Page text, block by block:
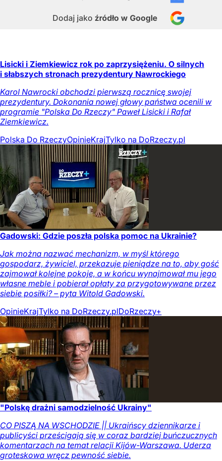
Dodaj jako źródło w Google
Lisicki i Ziemkiewicz rok po zaprzysiężeniu. O silnych
i słabszych stronach prezydentury Nawrockiego
Karol Nawrocki obchodzi pierwszą rocznicę swojej
prezydentury. Dokonania nowej głowy państwa ocenili w
programie "Polska Do Rzeczy" Paweł Lisicki i Rafał
Ziemkiewicz.
Polska Do RzeczyOpinieKrajTylko na DoRzeczy.pl
Gadowski: Gdzie poszła polska pomoc na Ukrainie?
Jak można nazwać mechanizm, w myśl którego
gospodarz, żywiciel, przekazuje pieniądze na to, aby gość
zajmował kolejne pokoje, a w końcu wynajmował mu jego
własne meble i pobierał opłaty za przygotowywane przez
siebie posiłki? – pyta Witold Gadowski.
OpinieKrajTylko na DoRzeczy.plDoRzeczy+
"Polskę drażni samodzielność Ukrainy"
CO PISZĄ NA WSCHODZIE || Ukraińscy dziennikarze i
publicyści prześcigają się w coraz bardziej buńczucznych
komentarzach na temat relacji Kijów-Warszawa. Uderza
groteskowa wręcz pewność siebie.